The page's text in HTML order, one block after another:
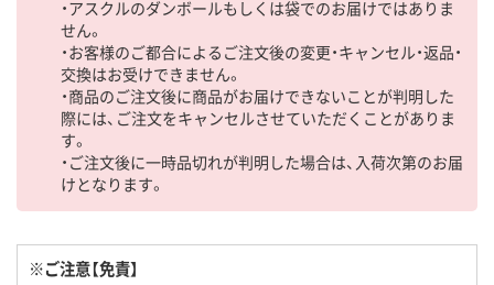
・アスクルのダンボールもしくは袋でのお届けではありま
せん。
・お客様のご都合によるご注文後の変更・キャンセル・返品・
交換はお受けできません。
・商品のご注文後に商品がお届けできないことが判明した
際には、ご注文をキャンセルさせていただくことがありま
す。
・ご注文後に一時品切れが判明した場合は、入荷次第のお届
けとなります。
※ご注意【免責】